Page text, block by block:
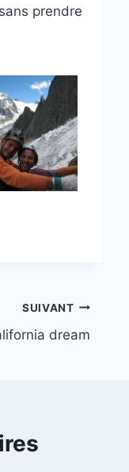
prendre
SUIVANT
dream